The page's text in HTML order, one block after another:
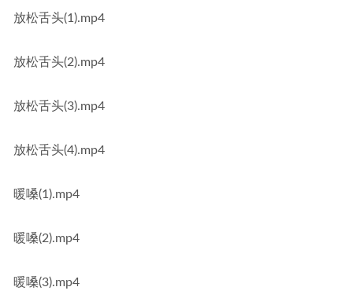
放松舌头(1).mp4
放松舌头(2).mp4
放松舌头(3).mp4
放松舌头(4).mp4
暖嗓(1).mp4
暖嗓(2).mp4
暖嗓(3).mp4